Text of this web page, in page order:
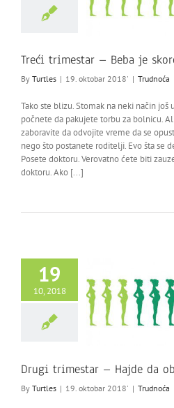
skoro stigla!
Treći trimestar – Beba je
By Turtles | 19. oktobar 2018' | Trudnoća
Tako ste blizu. Stomak na neki način još
počnete da pakujete torbu za bolnicu.
zaboravite da odvojite vreme da se
nego što postanete roditelji. Evo šta se
Posete doktoru. Verovatno ćete biti
doktoru. Ako [...]
19
10, 2018
Drugi trimestar – Hajde da
Drugi trimestar – Hajde da
By Turtles | 19. oktobar 2018' | Trudnoća